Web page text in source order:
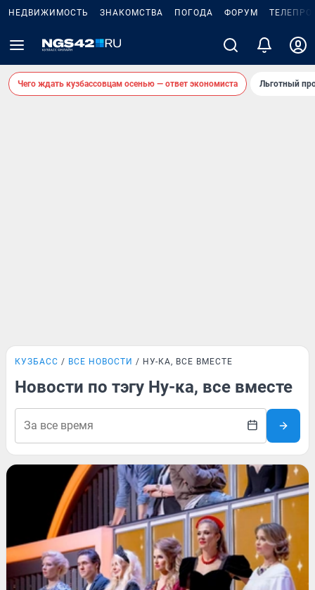
НЕДВИЖИМОСТЬ ЗНАКОМСТВА ПОГОДА ФОРУМ
Чего ждать кузбассовцам осенью — ответ экономиста Льготный
КУЗБАСС ВСЕ НОВОСТИ НУ-КА, ВСЕ ВМЕСТЕ
Новости по тэгу Ну-ка, все вместе